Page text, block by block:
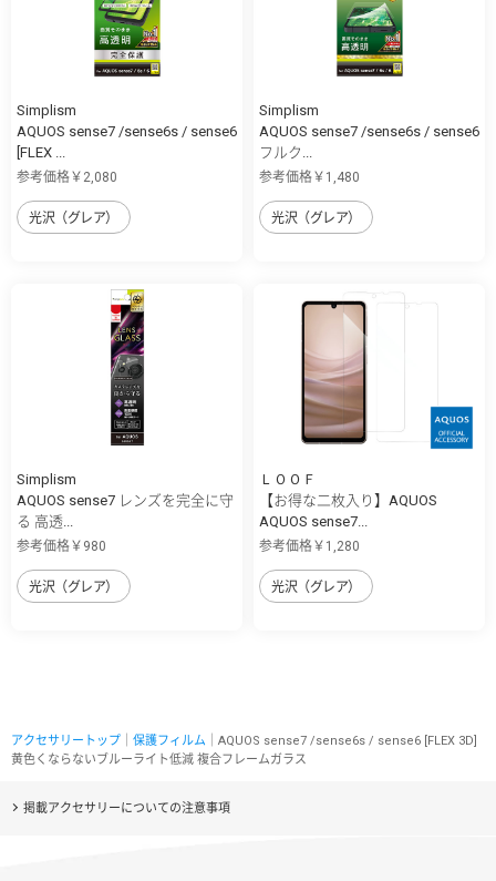
Simplism
AQUOS sense7 /sense6s / sense6
[FLEX ...
参考価格￥2,080
光沢（グレア）
Simplism
AQUOS sense7 /sense6s / sense6
フルク...
参考価格￥1,480
光沢（グレア）
Simplism
AQUOS sense7 レンズを完全に守
る 高透...
参考価格￥980
光沢（グレア）
ＬＯＯＦ
【お得な二枚入り】AQUOS
AQUOS sense7...
参考価格￥1,280
光沢（グレア）
アクセサリートップ 保護フィルム ｜AQUOS sense7 /sense6s / sense6 [FLEX 3D]
黄色くならないブルーライト低減 複合フレームガラス
掲載アクセサリーについての注意事項